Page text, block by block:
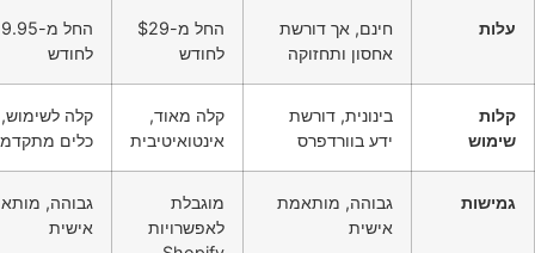
עלות
חינם, אך דורשת
אחסון ותחזוקה
החל מ-$29
לחודש
החל מ-
לחודש
קלות
שימוש
בינונית, דורשת
ידע בוורדפרס
קלה מאוד,
אינטואיטיבית
קלה
כלים
גמישות
גבוהה, מותאמת
אישית
מוגבלת
לאפשרויות
גבוהה,
אישית